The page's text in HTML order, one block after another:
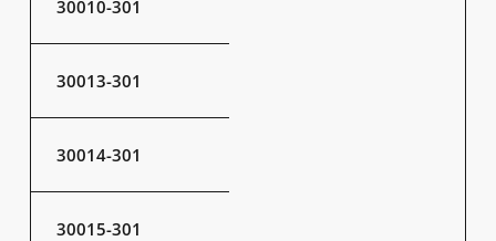
30010-301
30013-301
30014-301
30015-301